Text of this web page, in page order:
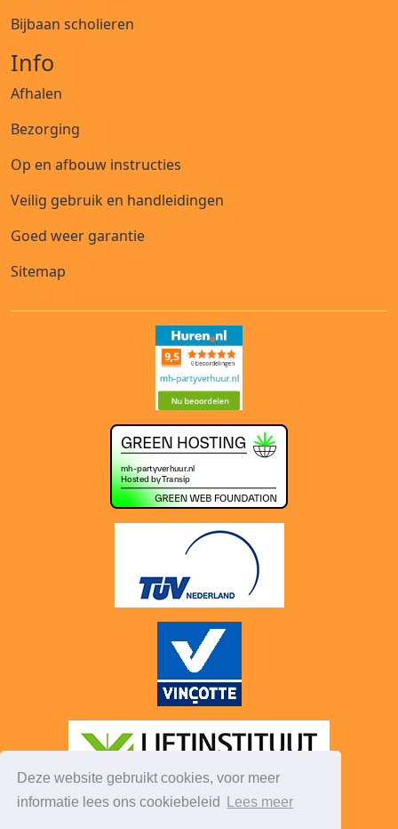
Deze website gebruikt cookies, voor meer
informatie lees ons cookiebeleid
Lees meer
Bijbaan scholieren
Info
Afhalen
Bezorging
Op en afbouw instructies
Veilig gebruik en handleidingen
Goed weer garantie
Sitemap